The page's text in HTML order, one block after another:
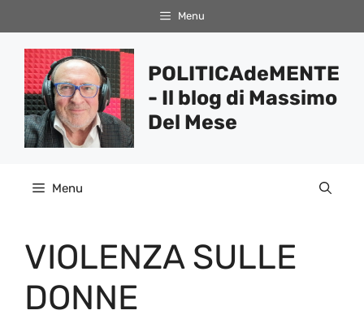
al
contenuto
Menu
POLITICAdeMENTE
- Il blog di Massimo
Del Mese
Menu
VIOLENZA SULLE
DONNE